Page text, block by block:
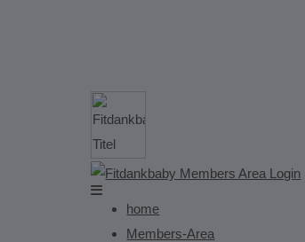
home
Members-Area